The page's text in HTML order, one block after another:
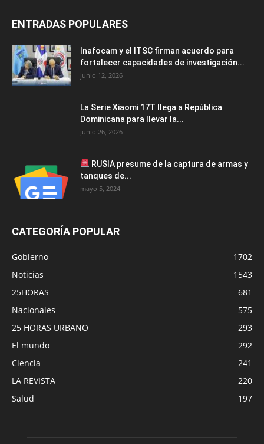
ENTRADAS POPULARES
Inafocam y el ITSC firman acuerdo para
fortalecer capacidades de investigación...
junio 12, 2026
La Serie Xiaomi 17T llega a República
Dominicana para llevar la...
junio 26, 2026
RUSIA presume de la captura de armas y
tanques de...
mayo 5, 2024
CATEGORÍA POPULAR
Gobierno
1702
Noticias
1543
25HORAS
681
Nacionales
575
25 HORAS URBANO
293
El mundo
292
Ciencia
241
LA REVISTA
220
Salud
197